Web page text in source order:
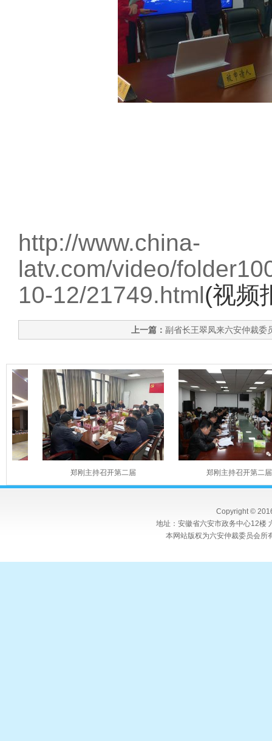
http://www.china-
latv.com/video/
10-12/21749.html(视频
上一篇： 副省长王翠凤来六安仲裁委
郑刚主持召开第二届 郑刚主持召开第二届
Copyright ©
地址：安徽省六安市政务中心12
本网站版权为六安仲裁委员会